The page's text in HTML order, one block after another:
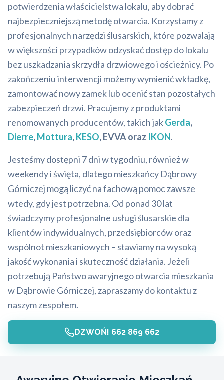
potwierdzenia właścicielstwa lokalu, aby dobrać
najbezpieczniejszą metodę otwarcia. Korzystamy z
profesjonalnych narzędzi ślusarskich, które pozwalają
w większości przypadków odzyskać dostęp do lokalu
bez uszkadzania skrzydła drzwiowego i ościeżnicy. Po
zakończeniu interwencji możemy wymienić wkładkę,
zamontować nowy zamek lub ocenić stan pozostałych
zabezpieczeń drzwi. Pracujemy z produktami
renomowanych producentów, takich jakGerda,
Dierre,Mottura,KESO, EVVA oraz IKON.
Jesteśmy dostępni 7 dni w tygodniu, również w
weekendy i święta, dlatego mieszkańcy Dąbrowy
Górniczej mogą liczyć na fachową pomoc zawsze
wtedy, gdy jest potrzebna. Od ponad 30 lat
świadczymy profesjonalne usługi ślusarskie dla
klientów indywidualnych, przedsiębiorców oraz
wspólnot mieszkaniowych – stawiamy na wysoką
jakość wykonania i skuteczność działania. Jeżeli
potrzebują Państwo awaryjnego otwarcia mieszkania
w Dąbrowie Górniczej, zapraszamy do kontaktu z
naszym zespołem.
DZWOŃ! 662 869 662